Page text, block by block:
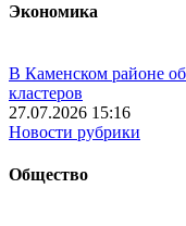
Экономика
В Каменском районе
кластеров
27.07.2026 15:16
Новости рубрики
Общество